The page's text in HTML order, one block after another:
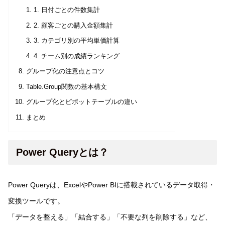
1. 日付ごとの件数集計
2. 顧客ごとの購入金額集計
3. カテゴリ別の平均単価計算
4. チーム別の成績ランキング
グループ化の注意点とコツ
Table.Group関数の基本構文
グループ化とピボットテーブルの違い
まとめ
Power Queryとは？
Power Queryは、ExcelやPower BIに搭載されているデータ取得・
変換ツールです。
「データを整える」「結合する」「不要な列を削除する」など、